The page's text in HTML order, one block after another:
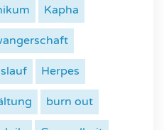
Kapha
Herpes
burn out